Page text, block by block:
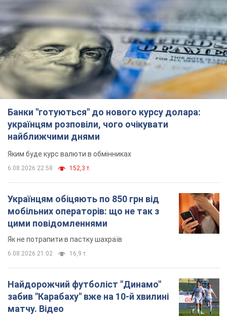
Банки "готуються" до нового курсу долара:
українцям розповіли, чого очікувати
найближчими днями
Яким буде курс валюти в обмінниках
6.08.2026 22:58 152,3 т.
Українцям обіцяють по 850 грн від
мобільних операторів: що не так з
цими повідомленнями
Як не потрапити в пастку шахраїв
6.08.2026 21:02 16,9 т.
Найдорожчий футболіст "Динамо"
забив "Карабаху" вже на 10-й хвилині
матчу. Відео